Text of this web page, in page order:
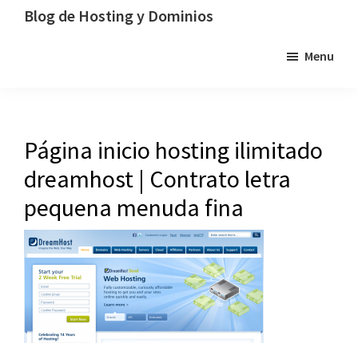
Saltar
Saltar
SaltarBlog de Hosting y Dominios
los
dominios
la
tecnología
Menu
Página inicio hosting ilimitado
dreamhost | Contrato letra
pequena menuda fina